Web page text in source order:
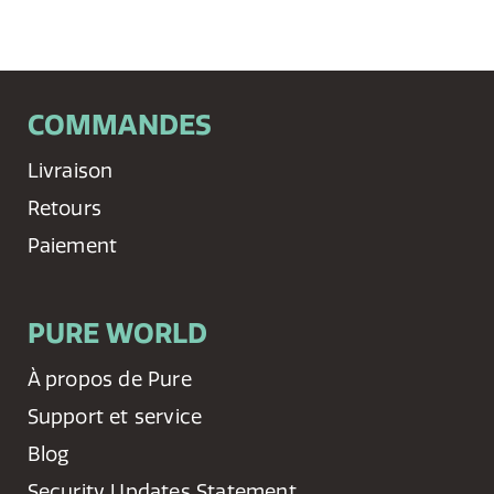
COMMANDES
Livraison
Retours
Paiement
PURE WORLD
À propos de Pure
Support et service
Blog